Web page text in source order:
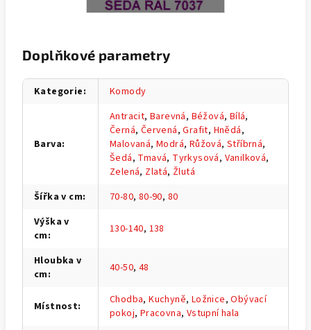
Doplňkové parametry
Kategorie: Komody
Barva:
Antracit,Barevná, Béžová, Bílá,
Černá, Červená,Grafit, Hnědá,
Malovaná,Modrá, Růžová,Stříbrná,
Šedá, Tmavá, Tyrkysová, Vanilková,
Zelená, Zlatá, Žlutá
Šířka v cm: 70-80, 80-90, 80
Výška v
cm: 130-140, 138
Hloubka v
cm: 40-50, 48
Místnost: Chodba,Kuchyně, Ložnice,Obývací
pokoj, Pracovna, Vstupní hala